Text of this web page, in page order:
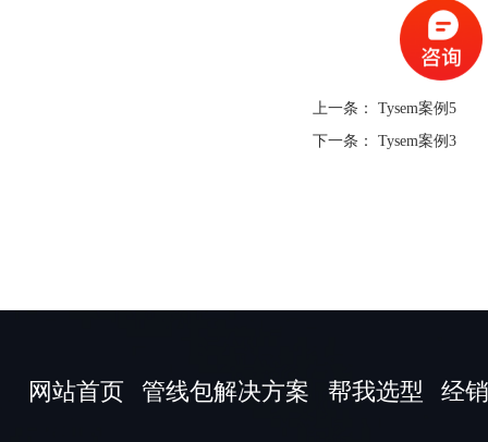
上一条： Tysem案例5
下一条： Tysem案例3
网站首页 管线包解决方案 帮我选型 经